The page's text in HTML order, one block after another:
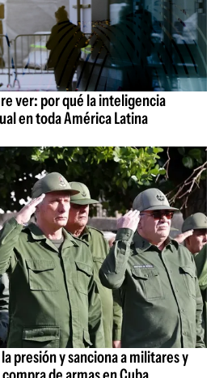
ver: por qué la inteligencia
en toda América Latina
presión y sanciona a militares y